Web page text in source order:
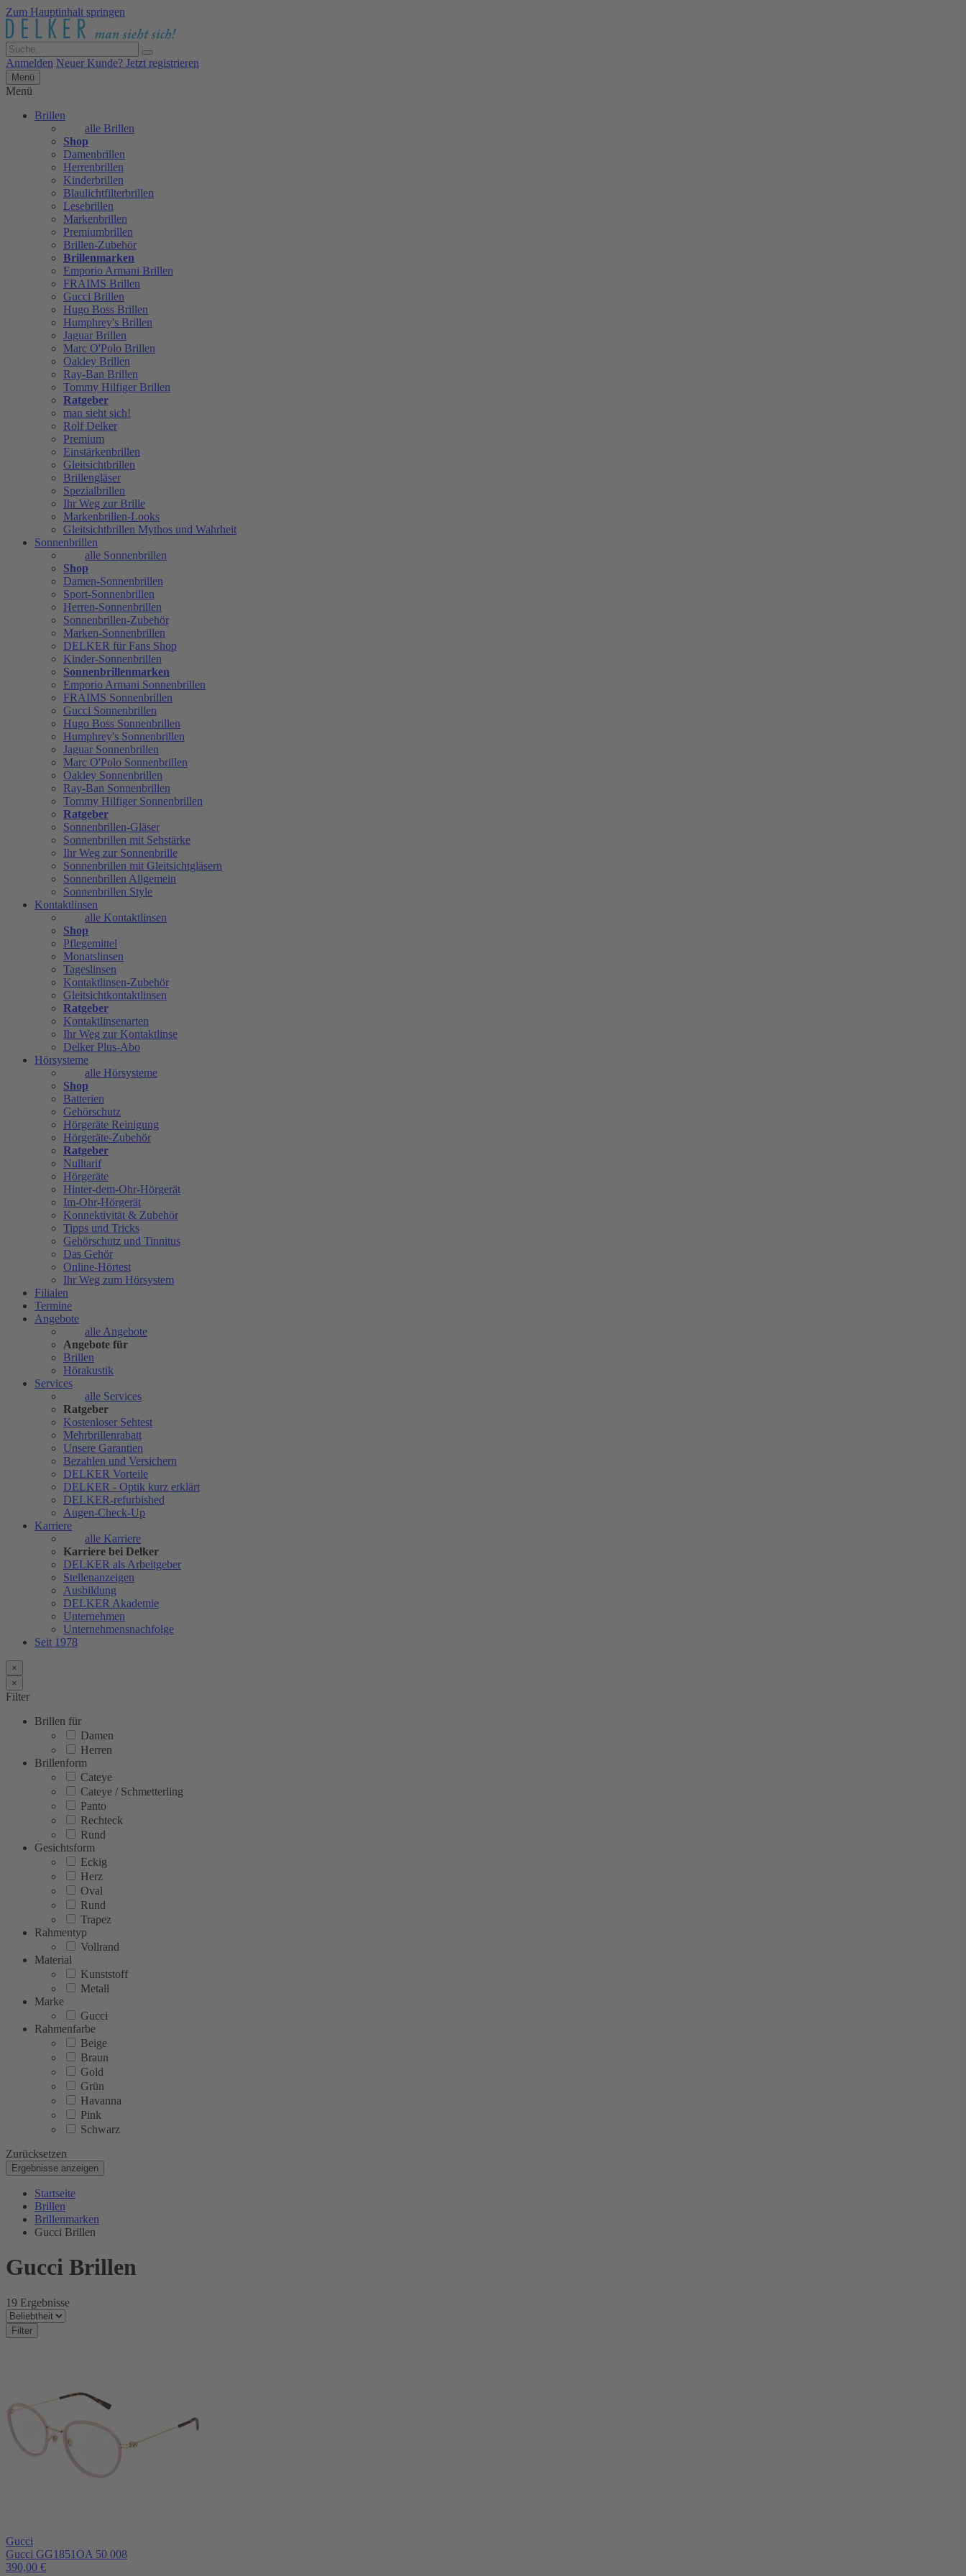
Zum Hauptinhalt springen
Anmelden Neuer Kunde? Jetzt registrieren
Menü
Menü
Brillen
alle Brillen
Shop
Damenbrillen
Herrenbrillen
Kinderbrillen
Blaulichtfilterbrillen
Lesebrillen
Markenbrillen
Premiumbrillen
Brillen-Zubehör
Brillenmarken
Emporio Armani Brillen
FRAIMS Brillen
Gucci Brillen
Hugo Boss Brillen
Humphrey's Brillen
Jaguar Brillen
Marc O'Polo Brillen
Oakley Brillen
Ray-Ban Brillen
Tommy Hilfiger Brillen
Ratgeber
man sieht sich!
Rolf Delker
Premium
Einstärkenbrillen
Gleitsichtbrillen
Brillengläser
Spezialbrillen
Ihr Weg zur Brille
Markenbrillen-Looks
Gleitsichtbrillen Mythos und Wahrheit
Sonnenbrillen
alle Sonnenbrillen
Shop
Damen-Sonnenbrillen
Sport-Sonnenbrillen
Herren-Sonnenbrillen
Sonnenbrillen-Zubehör
Marken-Sonnenbrillen
DELKER für Fans Shop
Kinder-Sonnenbrillen
Sonnenbrillenmarken
Emporio Armani Sonnenbrillen
FRAIMS Sonnenbrillen
Gucci Sonnenbrillen
Hugo Boss Sonnenbrillen
Humphrey's Sonnenbrillen
Jaguar Sonnenbrillen
Marc O'Polo Sonnenbrillen
Oakley Sonnenbrillen
Ray-Ban Sonnenbrillen
Tommy Hilfiger Sonnenbrillen
Ratgeber
Sonnenbrillen-Gläser
Sonnenbrillen mit Sehstärke
Ihr Weg zur Sonnenbrille
Sonnenbrillen mit Gleitsichtgläsern
Sonnenbrillen Allgemein
Sonnenbrillen Style
Kontaktlinsen
alle Kontaktlinsen
Shop
Pflegemittel
Monatslinsen
Tageslinsen
Kontaktlinsen-Zubehör
Gleitsichtkontaktlinsen
Ratgeber
Kontaktlinsenarten
Ihr Weg zur Kontaktlinse
Delker Plus-Abo
Hörsysteme
alle Hörsysteme
Shop
Batterien
Gehörschutz
Hörgeräte Reinigung
Hörgeräte-Zubehör
Ratgeber
Nulltarif
Hörgeräte
Hinter-dem-Ohr-Hörgerät
Im-Ohr-Hörgerät
Konnektivität & Zubehör
Tipps und Tricks
Gehörschutz und Tinnitus
Das Gehör
Online-Hörtest
Ihr Weg zum Hörsystem
Filialen
Termine
Angebote
alle Angebote
Angebote für
Brillen
Hörakustik
Services
alle Services
Ratgeber
Kostenloser Sehtest
Mehrbrillenrabatt
Unsere Garantien
Bezahlen und Versichern
DELKER Vorteile
DELKER - Optik kurz erklärt
DELKER-refurbished
Augen-Check-Up
Karriere
alle Karriere
Karriere bei Delker
DELKER als Arbeitgeber
Stellenanzeigen
Ausbildung
DELKER Akademie
Unternehmen
Unternehmensnachfolge
Seit 1978
×
×
Filter
Brillen für
Damen
Herren
Brillenform
Cateye
Cateye / Schmetterling
Panto
Rechteck
Rund
Gesichtsform
Eckig
Herz
Oval
Rund
Trapez
Rahmentyp
Vollrand
Material
Kunststoff
Metall
Marke
Gucci
Rahmenfarbe
Beige
Braun
Gold
Grün
Havanna
Pink
Schwarz
Zurücksetzen
Ergebnisse anzeigen
Startseite
Brillen
Brillenmarken
Gucci Brillen
Gucci Brillen
19 Ergebnisse
Filter
Gucci
Gucci GG1851OA 50 008
390,00 €